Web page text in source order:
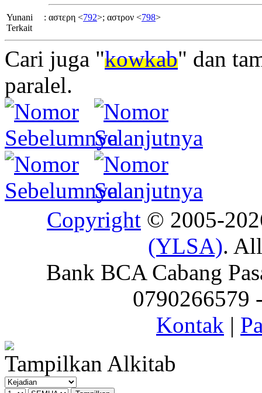
Yunani
Terkait
: αστερη <792>; αστρον <798>
Cari juga "kowkab" dan
paralel.
Copyright © 2005-
(YLSA).
Bank BCA Cabang
0790266579
Kontak |
Tampilkan Alkitab